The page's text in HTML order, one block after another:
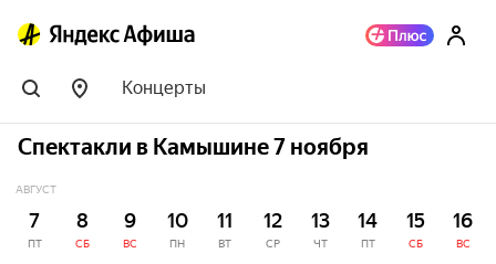
Концерты
Спектакли в Камышине 7 ноября
АВГУСТ
7
ПТ
8
СБ
9
ВС
10
ПН
11
ВТ
12
СР
13
ЧТ
14
ПТ
15
СБ
16
ВС